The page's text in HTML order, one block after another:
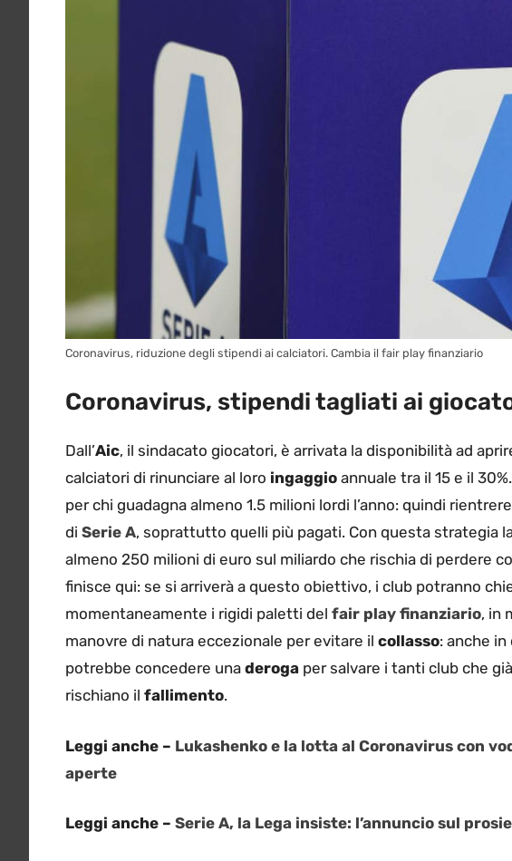
Coronavirus, riduzione degli stipendi ai calciatori. Cambia il fair play finanziario
Coronavirus, stipendi tagliati ai
Dall’Aic, il sindacato giocatori, è arrivata la disponibilità ad
calciatori di rinunciare al loro ingaggio annuale tra il 15 e il
per chi guadagna almeno 1.5 milioni lordi l’anno: quindi
di Serie A, soprattutto quelli più pagati. Con questa strategia
almeno 250 milioni di euro sul miliardo che rischia di perdere
finisce qui: se si arriverà a questo obiettivo, i club potranno
momentaneamente i rigidi paletti del fair play finanziario, in
manovre di natura eccezionale per evitare il collasso: anche
potrebbe concedere una deroga per salvare i tanti club che
rischiano il fallimento.
Leggi anche – Lukashenko e la lotta al Coronavirus con
aperte
Leggi anche – Serie A, la Lega insiste: l’annuncio sul